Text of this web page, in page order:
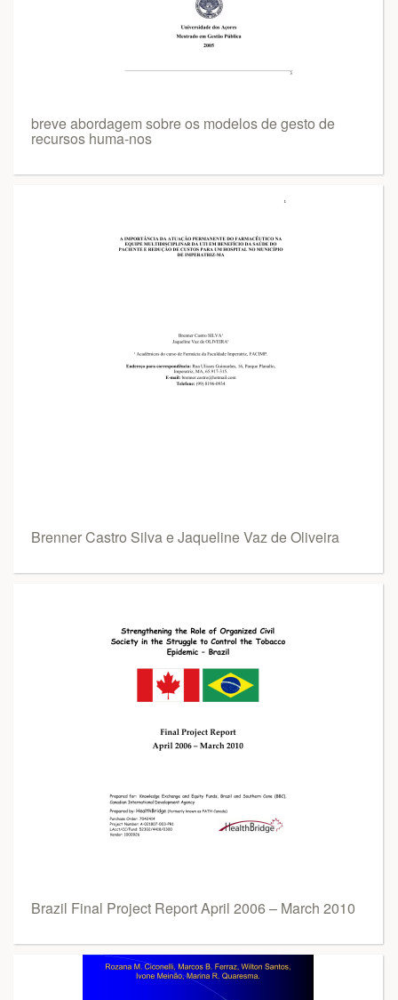
breve abordagem sobre os modelos de gesto de
recursos huma-nos
Brenner Castro Silva e Jaqueline Vaz de Oliveira
Brazil Final Project Report April 2006 – March 2010